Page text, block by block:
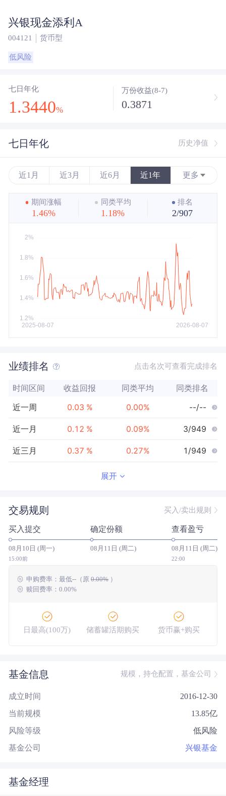
兴银现金添利A
004121 货币型
低风险
七日年化
1.3440%
万份收益(8-7)
0.3871
七日年化 历史净值
近1月 近3月 近6月 近1年 更多
近3年
近5年
最大
期间涨幅
1.46%
同类平均
1.18%
排名
2/907
业绩排名 点击名次可查看完成排名
时间区间 收益回报 同类平均 同类排名
近一周 0.03 % 0.00% --/--
近一月 0.12 % 0.09% 3/949
近三月 0.37 % 0.27% 1/949
近三年 1/781
近五年 9.68% 8.70% 121/681
今年以来 3/942
成立以来 23.83%
展开
交易规则 买入/卖出规则
买入提交
08月10日 (周一)
15:00前
确定份额
08月11日 (周二)
查看盈亏
08月11日 (周二)
22:00
申购费率： 最低--（原 0.00%）
赎回费率：0.00%
日最高(100万) 储蓄罐活期购买 货币赢+购买
大额网银转账
基金信息 规模，持仓配置，基金公司
成立时间 2016-12-30
当前规模 13.85亿
风险等级 低风险
基金公司 兴银基金
基金经理